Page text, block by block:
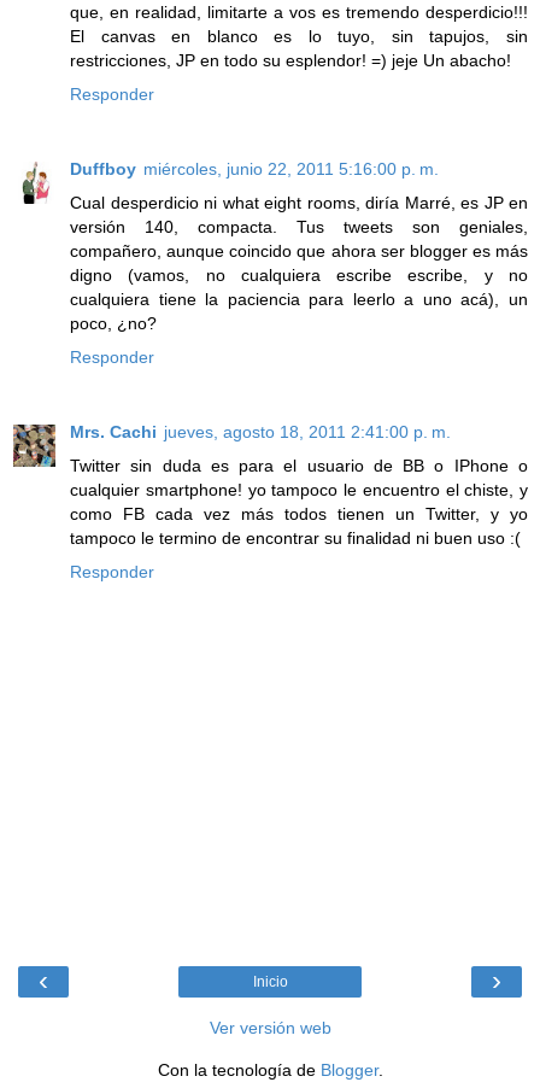
que, en realidad, limitarte a vos es tremendo desperdicio!!!
El canvas en blanco es lo tuyo, sin tapujos, sin
restricciones, JP en todo su esplendor! =) jeje Un abacho!
Responder
Duffboy miércoles, junio 22, 2011 5:16:00 p. m.
Cual desperdicio ni what eight rooms, diría Marré, es JP en
versión 140, compacta. Tus tweets son geniales,
compañero, aunque coincido que ahora ser blogger es más
digno (vamos, no cualquiera escribe escribe, y no
cualquiera tiene la paciencia para leerlo a uno acá), un
poco, ¿no?
Responder
Mrs. Cachi jueves, agosto 18, 2011 2:41:00 p. m.
Twitter sin duda es para el usuario de BB o IPhone o
cualquier smartphone! yo tampoco le encuentro el chiste, y
como FB cada vez más todos tienen un Twitter, y yo
tampoco le termino de encontrar su finalidad ni buen uso :(
Responder
‹ ›
Inicio
Ver versión web
Con la tecnología de Blogger.